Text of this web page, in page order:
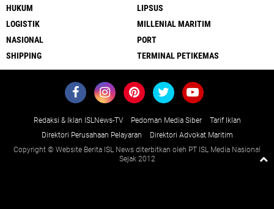
HUKUM
LIPSUS
LOGISTIK
MILLENIAL MARITIM
NASIONAL
PORT
SHIPPING
TERMINAL PETIKEMAS
Redaksi & Iklan ISLNews-TV Pedoman Media Siber
Tarif Iklan
Direktori Perusahaan Pelayaran
Direktori Advokat Maritim
Copyright © Website Berita ISL News diterbitkan oleh PT ISL Media Nasional
Sejak 2012